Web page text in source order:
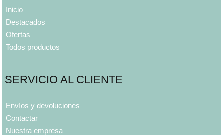
Inicio
Destacados
Ofertas
Todos productos
SERVICIO AL CLIENTE
Envíos y devoluciones
Contactar
Nuestra empresa